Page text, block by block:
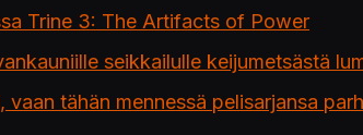
Trine 3: The Artifacts of Power
seikkailulle keijumetsästä
tähän mennessä pelisarjansa